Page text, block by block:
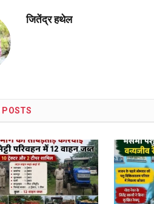
जितेंद्र हथेल
POSTS